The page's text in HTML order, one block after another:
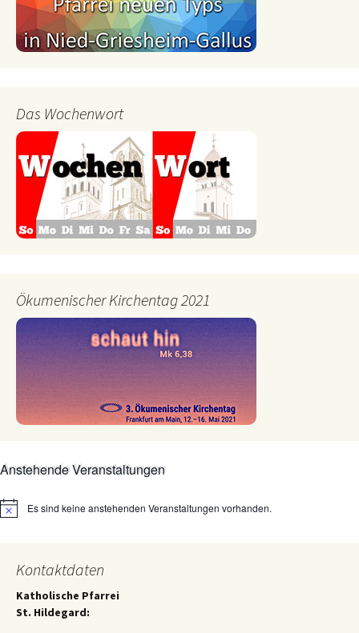
Das Wochenwort
Ökumenischer Kirchentag 2021
Anstehende Veranstaltungen
HinweisEs sind keine anstehenden Veranstaltungen vorhanden.
Kontaktdaten
Katholische Pfarrei
St. Hildegard: